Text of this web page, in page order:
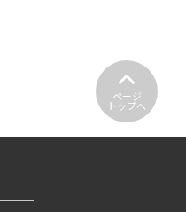
ページ
トップへ